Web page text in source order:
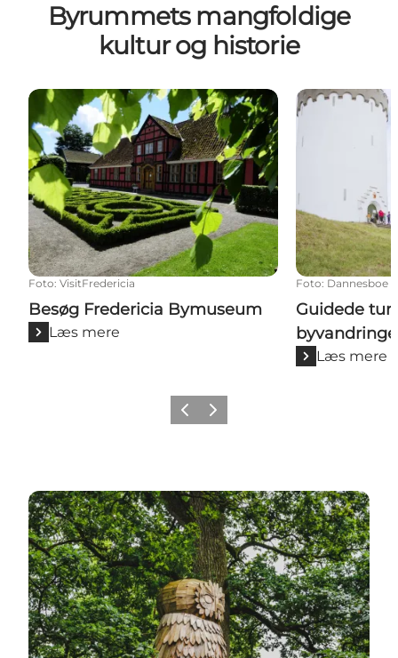
Byrummets mangfoldige
kultur og historie
Besøg Fredericia Bymuseum
Foto: VisitFredericia
Besøg Fredericia Bymuseum
Læs mere
Guidede ture
Foto: Dannesboe
Guidede
Læs mere
Forrige billede
Næste billede